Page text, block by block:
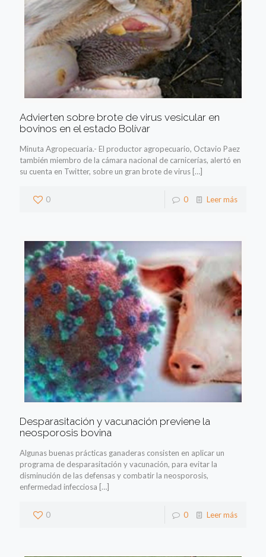
Advierten sobre brote de virus vesicular en
bovinos en el estado Bolívar
Minuta Agropecuaria.- El productor agropecuario, Octavio Paez
también miembro de la cámara nacional de carnicerías, alertó en
su cuenta en Twitter, sobre un gran brote de virus […]
0 0 Leer más
Desparasitación y vacunación previene la
neosporosis bovina
Algunas buenas prácticas ganaderas consisten en aplicar un
programa de desparasitación y vacunación, para evitar la
disminución de las defensas y combatir la neosporosis,
enfermedad infecciosa […]
0 0 Leer más